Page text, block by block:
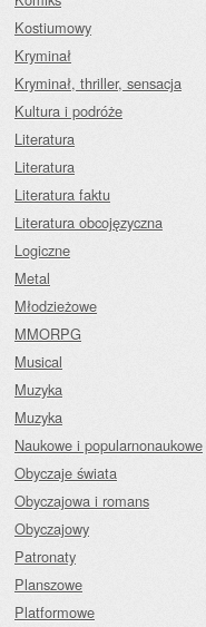
Kostiumowy
Kryminał
Kryminał, thriller, sensacja
Kultura i podróże
Literatura
Literatura
Literatura faktu
Literatura obcojęzyczna
Logiczne
Metal
Młodzieżowe
MMORPG
Musical
Muzyka
Muzyka
Naukowe i popularnonaukowe
Obyczaje świata
Obyczajowa i romans
Obyczajowy
Patronaty
Planszowe
Platformowe